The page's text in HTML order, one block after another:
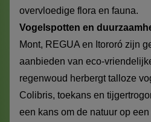
overvloedige flora en fauna.
Vogelspotten en
Mont, REGUA en Itororó zijn
aanbieden van eco-
regenwoud herbergt talloze
Colibris, toekans en
een kans om de natuur op